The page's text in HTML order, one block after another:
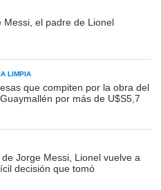
Messi, el padre de Lionel
LIMPIA
que compiten por la obra del
por más de U$S5,7
Jorge Messi, Lionel vuelve a
decisión que tomó